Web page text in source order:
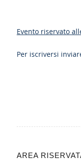
Evento riservato
Per iscriversi
AREA